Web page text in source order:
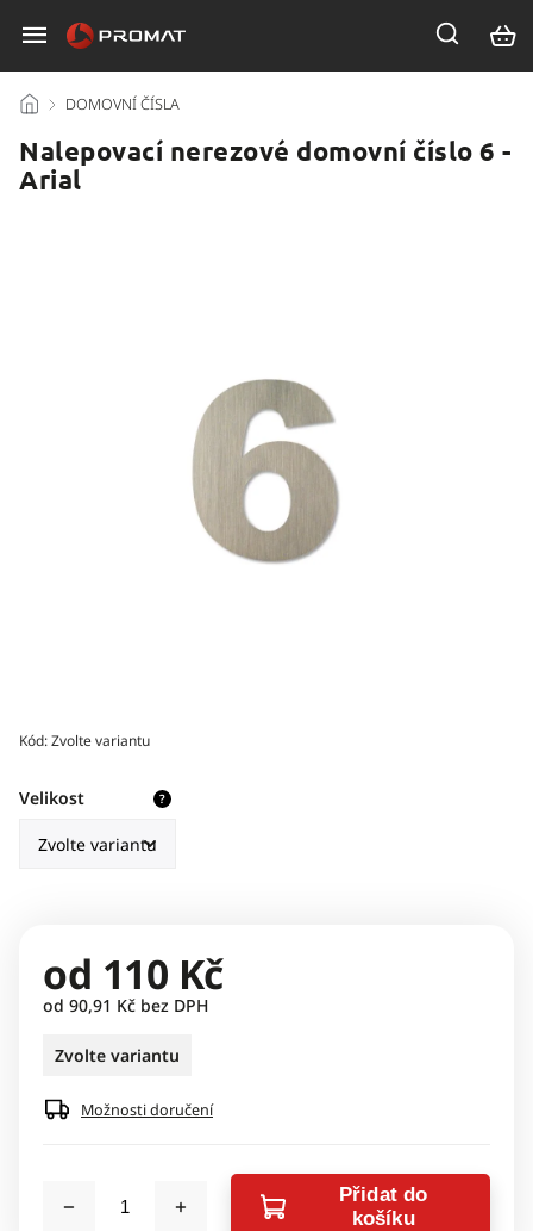
/ DOMOVNÍ ČÍSLA
Nalepovací nerezové domovní číslo 6 -
Arial
Kód:Zvolte variantu
Velikost ?
od 110 Kč
od 90,91 Kč bez DPH
Zvolte variantu
Možnosti doručení
Přidat do
košíku